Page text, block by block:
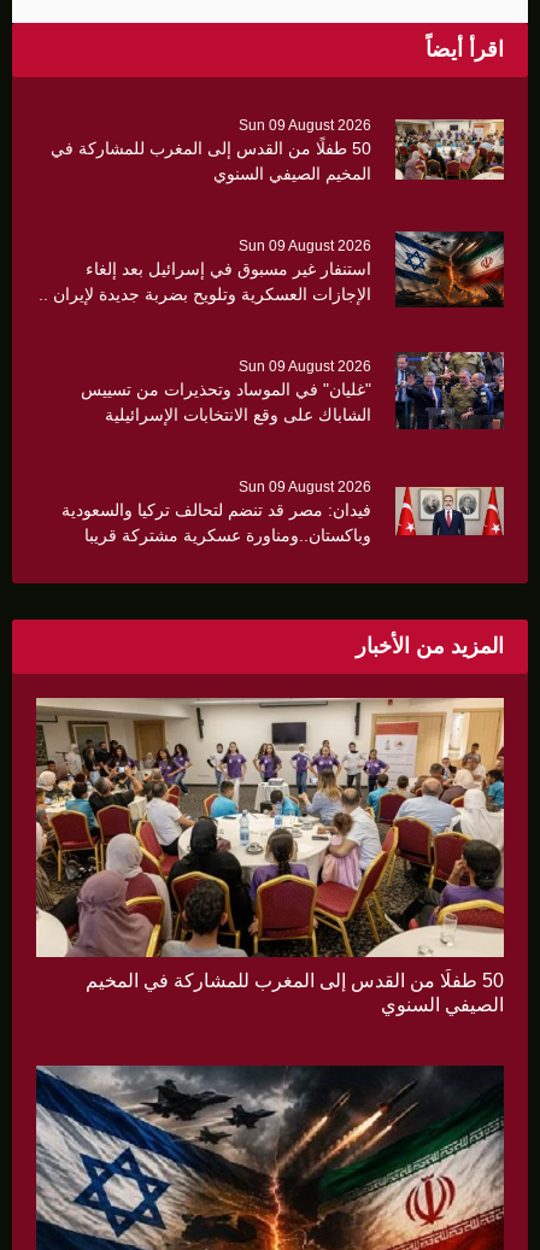
اقرأ أيضاً
Sun 09 August 2026
50 طفلًا من القدس إلى المغرب للمشاركة في
المخيم الصيفي السنوي
Sun 09 August 2026
استنفار غير مسبوق في إسرائيل بعد إلغاء
الإجازات العسكرية وتلويح بضربة جديدة لإيران ..
Sun 09 August 2026
"غليان" في الموساد وتحذيرات من تسييس
الشاباك على وقع الانتخابات الإسرائيلية
Sun 09 August 2026
فيدان: مصر قد تنضم لتحالف تركيا والسعودية
وباكستان..ومناورة عسكرية مشتركة قريبا
المزيد من الأخبار
50 طفلًا من القدس إلى المغرب للمشاركة في المخيم
الصيفي السنوي